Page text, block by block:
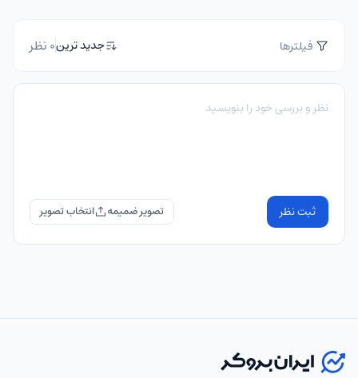
فیلترها جدید ترین0 نظر
ثبت نظر تصویر ضمیمه